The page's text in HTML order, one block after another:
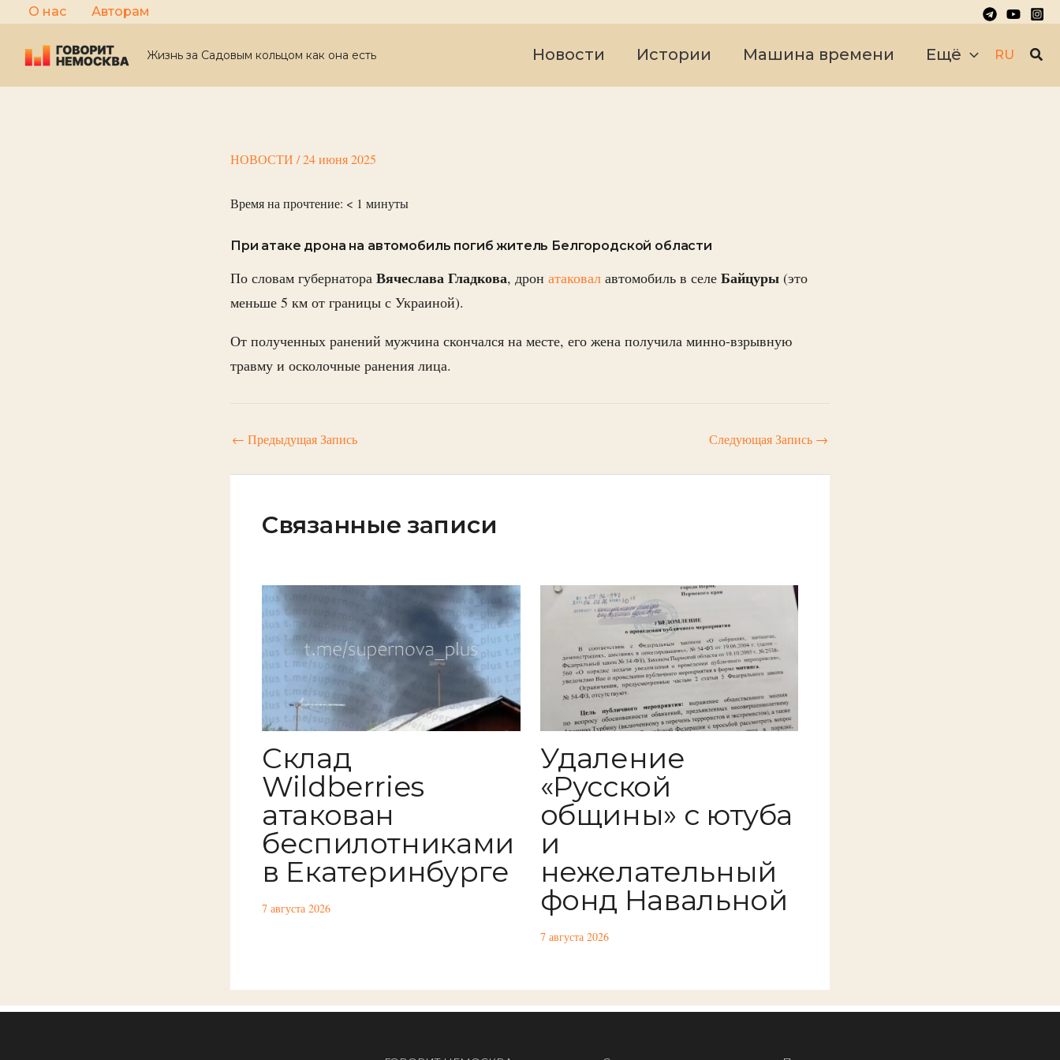
Перейти
к
содержимому
О нас Авторам
Жизнь за Садовым кольцом как она есть Новости Истории Машина времени Ещё RU
НОВОСТИ /24 июня 2025
Время на прочтение: < 1 минуты
При атаке дрона на автомобиль погиб житель Белгородской области
По словам губернатора Вячеслава Гладкова, дрон атаковал автомобиль в селе Байцуры (это
меньше 5 км от границы с Украиной).
От полученных ранений мужчина скончался на месте, его жена получила минно-взрывную
травму и осколочные ранения лица.
← Предыдущая Запись Следующая Запись →
Связанные записи
Склад
Wildberries
атакован
беспилотниками
в Екатеринбурге
7 августа 2026
Удаление
«Русской
общины» с ютуба
и
нежелательный
фонд Навальной
7 августа 2026